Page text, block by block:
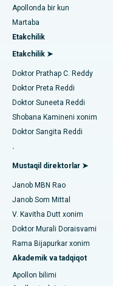
Urologni toping
Diabetologni toping
Ginekologni toping
Umumiy
Psixologni toping
Umumiy jarrohni
Kotturpuram, Chennai
Kovai yo'lidagi eng
Karapakkam,
Arilova, Vizagdagi eng
Kanpur yo'lidagi eng
Noida shtatidagi 26-
Gandhinagar,
Aragonda, Andhra
Bannerghatta yo'lidagi
Bhubaneswardagi 15-
Bilaspurdagi Seepat
Ahmedabaddagi
Transkateter Aorta
MitraClip vana ta'mirlash
Kateterni yo'q qilish
ACL rekonstruksiya
Orqaga elkalarni
Endometriya ablasyonu
Bachadon arteriyasi
Tuxumdon
Ko'krak bezi saratoni
Brakiterapiya
kolonoskopiya
Apollonda bir kun
Martaba
Etakchilik
Etakchilik ➤
Doktor Prathap C. Reddy
Doktor Preta Reddi
Doktor Suneeta Reddi
Shobana Kamineni xonim
Doktor Sangita Reddi
.
Mustaqil direktorlar ➤
Janob MBN Rao
Janob Som Mittal
V. Kavitha Dutt xonim
Doktor Murali Doraisvami
Rama Bijapurkar xonim
Akademik va tadqiqot
Apollon bilimi